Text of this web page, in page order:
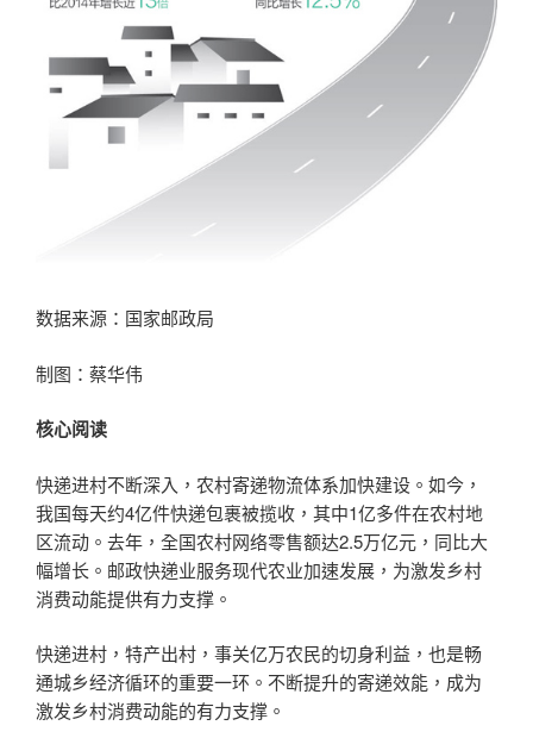
数据来源：国家邮政局
制图：蔡华伟
核心阅读
快递进村不断深入，农村寄递物流体系加快建设。如今，
我国每天约4亿件快递包裹被揽收，其中1亿多件在农村地
区流动。去年，全国农村网络零售额达2.5万亿元，同比大
幅增长。邮政快递业服务现代农业加速发展，为激发乡村
消费动能提供有力支撑。
快递进村，特产出村，事关亿万农民的切身利益，也是畅
通城乡经济循环的重要一环。不断提升的寄递效能，成为
激发乡村消费动能的有力支撑。